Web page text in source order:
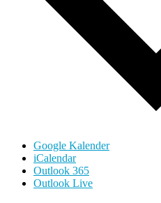
Google Kalender
iCalendar
Outlook 365
Outlook Live